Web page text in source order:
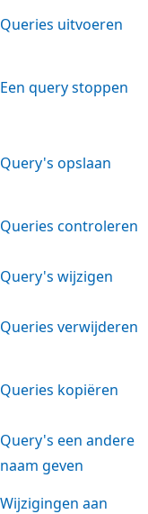
Queries uitvoeren
Een query stoppen
Query's opslaan
Queries controleren
Query's wijzigen
Queries verwijderen
Queries kopiëren
Query's een andere
naam geven
Wijzigingen aan